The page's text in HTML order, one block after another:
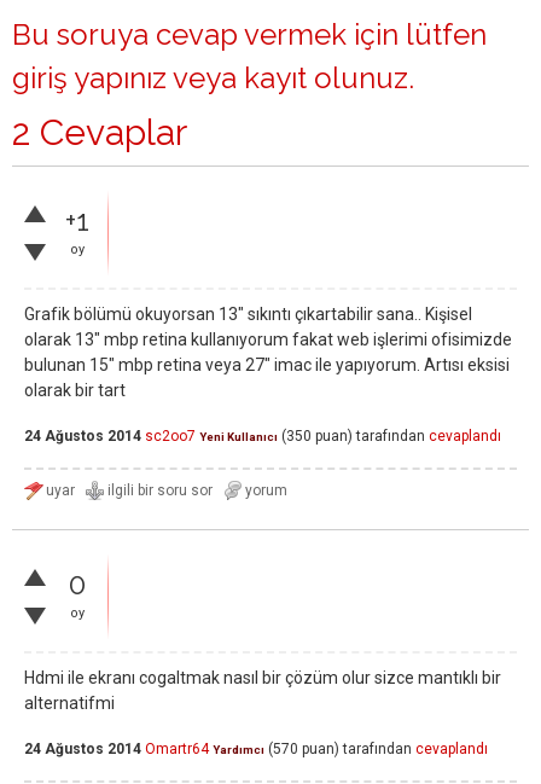
Bu soruya cevap vermek için lütfen
giriş yapınız veya kayıt olunuz.
2 Cevaplar
+1
oy
Grafik bölümü okuyorsan 13" sıkıntı çıkartabilir sana.. Kişisel
olarak 13" mbp retina kullanıyorum fakat web işlerimi ofisimizde
bulunan 15" mbp retina veya 27" imac ile yapıyorum. Artısı eksisi
olarak bir tart
24 Ağustos 2014 sc2oo7 Yeni Kullanıcı (350 puan) tarafından cevaplandı
0
oy
Hdmi ile ekranı cogaltmak nasıl bir çözüm olur sizce mantıklı bir
alternatifmi
24 Ağustos 2014 Omartr64 Yardımcı (570 puan) tarafından cevaplandı